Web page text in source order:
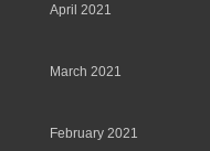
April 2021
March 2021
February 2021